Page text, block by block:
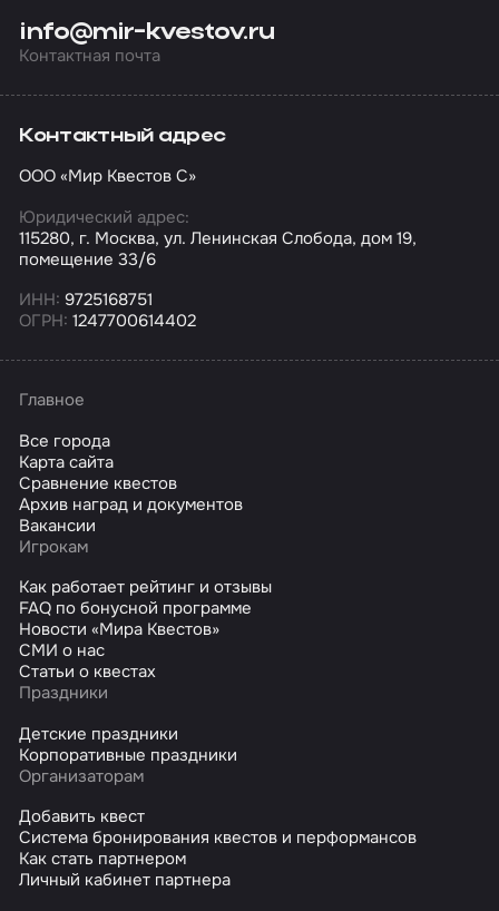
info@mir-kvestov.ru
Контактная почта
Контактный адрес
ООО «Мир Квестов С»
Юридический адрес:
115280, г. Москва, ул. Ленинская Слобода, дом 19,
помещение 33/6
ИНН: 9725168751
ОГРН: 1247700614402
Главное
Все города
Карта сайта
Сравнение квестов
Архив наград и документов
Вакансии
Игрокам
Как работает рейтинг и отзывы
FAQ по бонусной программе
Новости «Мира Квестов»
СМИ о нас
Статьи о квестах
Праздники
Детские праздники
Корпоративные праздники
Организаторам
Добавить квест
Система бронирования квестов и перформансов
Как стать партнером
Личный кабинет партнера